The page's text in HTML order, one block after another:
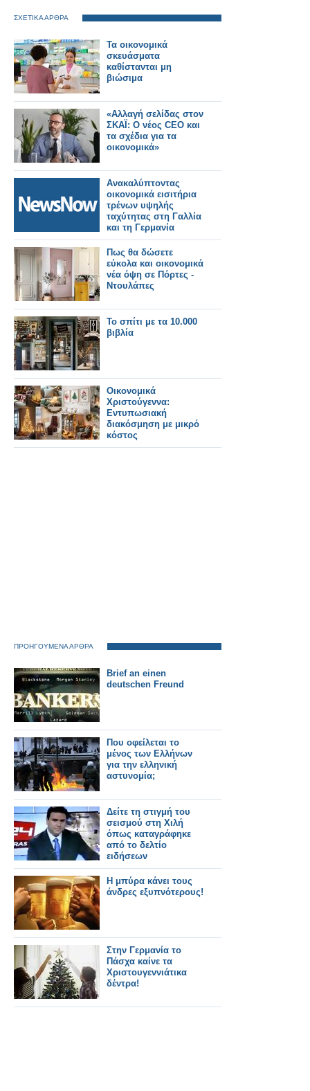
ΣΧΕΤΙΚΑ ΑΡΘΡΑ
Τα οικονομικά
σκευάσματα
καθίστανται μη
βιώσιμα
«Αλλαγή σελίδας στον
ΣΚΑΪ: Ο νέος CEO και
τα σχέδια για τα
οικονομικά»
Ανακαλύπτοντας
οικονομικά εισιτήρια
τρένων υψηλής
ταχύτητας στη Γαλλία
και τη Γερμανία
Πως θα δώσετε
εύκολα και οικονομικά
νέα όψη σε Πόρτες -
Ντουλάπες
Το σπίτι με τα 10.000
βιβλία
Οικονομικά
Χριστούγεννα:
Εντυπωσιακή
διακόσμηση με μικρό
κόστος
ΠΡΟΗΓΟΥΜΕΝΑ ΑΡΘΡΑ
Brief an einen
deutschen Freund
Που οφείλεται το
μένος των Ελλήνων
για την ελληνική
αστυνομία;
Δείτε τη στιγμή του
σεισμού στη Χιλή
όπως καταγράφηκε
από το δελτίο
ειδήσεων
Η μπύρα κάνει τους
άνδρες εξυπνότερους!
Στην Γερμανία το
Πάσχα καίνε τα
Χριστουγεννιάτικα
δέντρα!